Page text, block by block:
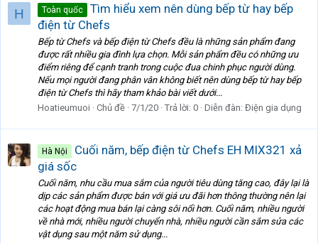
H Toàn quốc
Tìm hiểu xem nên dùng bếp từ hay bếp
điện từ Chefs
Bếp từ Chefs và bếp điện từ Chefs đều là những sản phẩm đang
được rất nhiều gia đình lựa chọn. Mỗi sản phẩm đều có những ưu
điểm riêng để cạnh tranh trong cuộc đua chinh phục người dùng.
Nếu mọi người đang phân vân không biết nên dùng bếp từ hay bếp
điện từ Chefs thì hãy tham khảo bài viết dưới...
Hoatieumuoi
Chủ đề 7/1/20 Trả lời: 0 Diễn đàn: Điện gia dụng
Hà Nội
Cuối năm, bếp điện từ Chefs EH MIX321 xả
giá sốc
Cuối năm, nhu cầu mua sắm của người tiêu dùng tăng cao, đây lại là
dịp các sản phẩm được bán với giá ưu đãi hơn thông thường nên lại
các hoạt động mua bán lại càng sôi nổi hơn. Cuối năm, nhiều người
về nhà mới, nhiều người chuyển nhà, nhiều người cần sắm sửa các
vật dụng sau một năm sử dụng...